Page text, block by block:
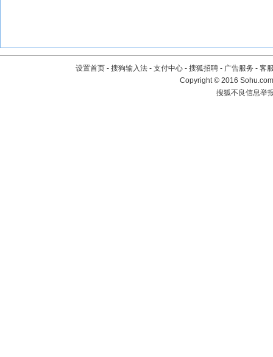
设置首页 - 搜狗输入法 - 支付中心 - 搜狐招聘 - 广告服务 - 客
Copyright©2016
搜狐不良信息举